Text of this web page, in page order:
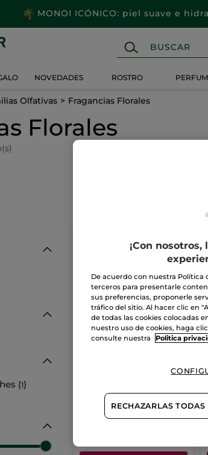
MONOI ICÓNICO: piel suave e
NOVEDADES ROSTRO
Olfativas Fragancias Florales
Florales
(1)
¡Con
De acuerdo con nuestra Política
terceros para presentarle
sus preferencias, proponerle
tráfico del sitio. Al hacer clic en
de todas las cookies colocadas
nuestro uso de cookies, haga
consulte nuestra
Politica
RECHAZARLAS TODAS